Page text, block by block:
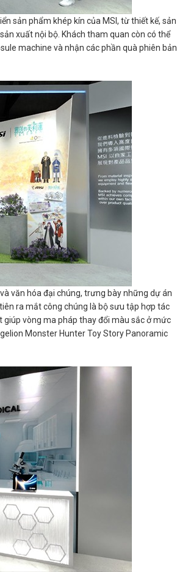
sản phẩm khép kín của MSI, từ thiết kế, sản
xuất nội bộ. Khách tham quan còn có thể
machine và nhận các phần quà phiên bản
văn hóa đại chúng, trưng bày những dự án
ra mắt công chúng là bộ sưu tập hợp tác
giúp vòng ma pháp thay đổi màu sắc ở mức
Monster Hunter Toy Story Panoramic